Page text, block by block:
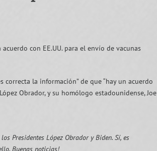
con EE.UU. para el envío de vacunas
la información” de que “hay un acuerdo
Obrador, y su homólogo estadounidense, Joe
Presidentes López Obrador y Biden. Sí, es
Buenas noticias!